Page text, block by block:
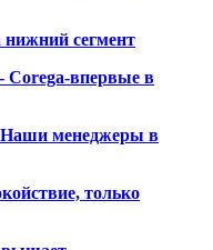
сегмент
впервые в
менеджеры в
только